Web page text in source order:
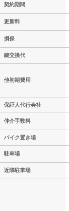
契約期間
更新料
損保
鍵交換代
他初期費用
保証人代行会社
仲介手数料
バイク置き場
駐車場
近隣駐車場